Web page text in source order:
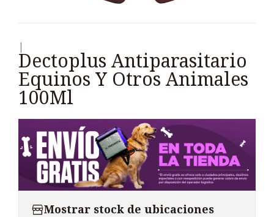
Dectoplus Antiparasitario
Equinos Y Otros Animales
100Ml
Mostrar stock de ubicaciones